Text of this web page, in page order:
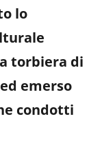
lo
torbiera di
emerso
condotti